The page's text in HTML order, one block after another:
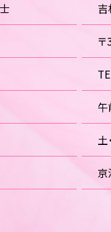
吉
午
土
京